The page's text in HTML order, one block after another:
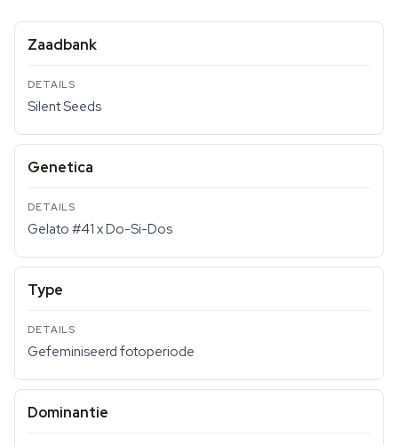
Zaadbank
Silent Seeds
Genetica
Gelato #41 x Do-Si-Dos
Type
Gefeminiseerd fotoperiode
Dominantie